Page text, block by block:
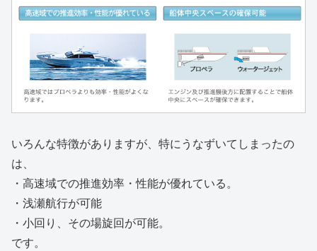
いろんな特徴がありますが、特にうなずいてしまったの
は、
・高速域での推進効率・性能が優れている。
・浅瀬航行が可能
・小回り、その場旋回が可能。
です。